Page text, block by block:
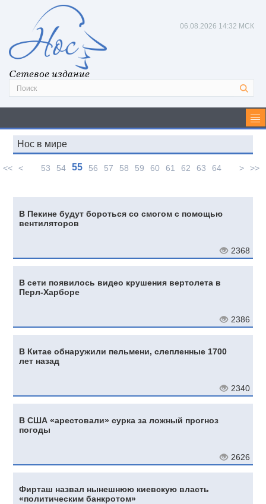
Сетевое издание
06.08.2026 14:32 МСК
Нос в мире
<< < 53 54 55 56 57 58 59 60 61 62 63 64 > >>
В Пекине будут бороться со смогом с помощью
вентиляторов
2368
В сети появилось видео крушения вертолета в
Перл-Харборе
2386
В Китае обнаружили пельмени, слепленные 1700
лет назад
2340
В США «арестовали» сурка за ложный прогноз
погоды
2626
Фирташ назвал нынешнюю киевскую власть
«политическим банкротом»